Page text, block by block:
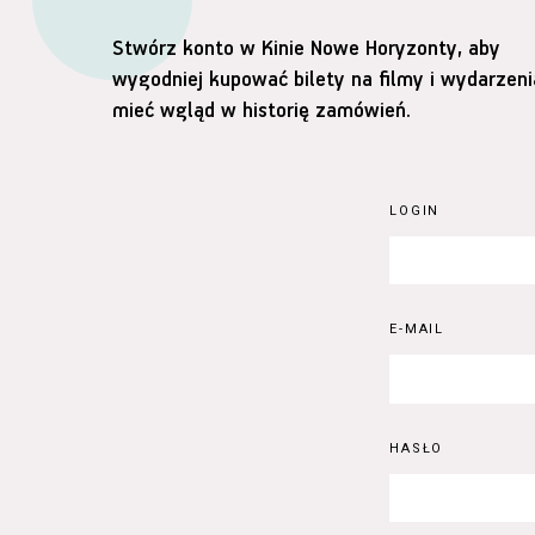
Stwórz konto w Kinie Nowe Horyzonty, aby
wygodniej kupować bilety na filmy i
mieć wgląd w historię zamówień.
LOGIN
E-MAIL
HASŁO